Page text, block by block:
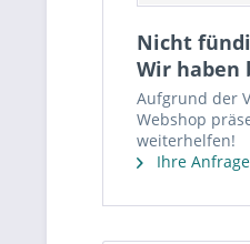
Nicht
Wir haben
Aufgrund der
Webshop
weiterhelfen!
Ihre